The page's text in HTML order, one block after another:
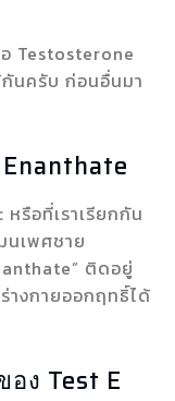
Testosterone
กันครับ ก่อนอื่นมา
รือที่เราเรียกกัน
นเพศชาย
ติดอยู่
างกายออกฤทธิ์ได้
ง Test E